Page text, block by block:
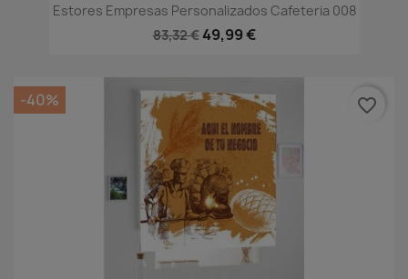
Estores Empresas Personalizados Cafeteria 008
83,32 € 49,99 €
-40% favorite_border